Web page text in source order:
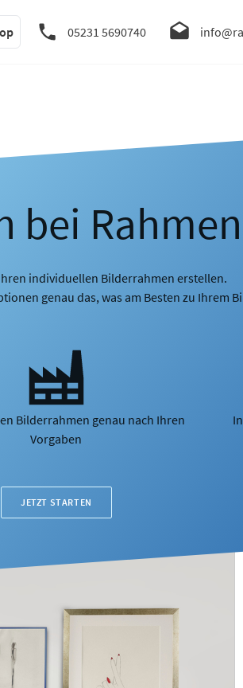
05231 5690740
bei
individuellen Bilderrahmen erstellen.
genau das, was am Besten zu Ihrem
Bilderrahmen genau nach Ihren
Vorgaben
JETZT STARTEN